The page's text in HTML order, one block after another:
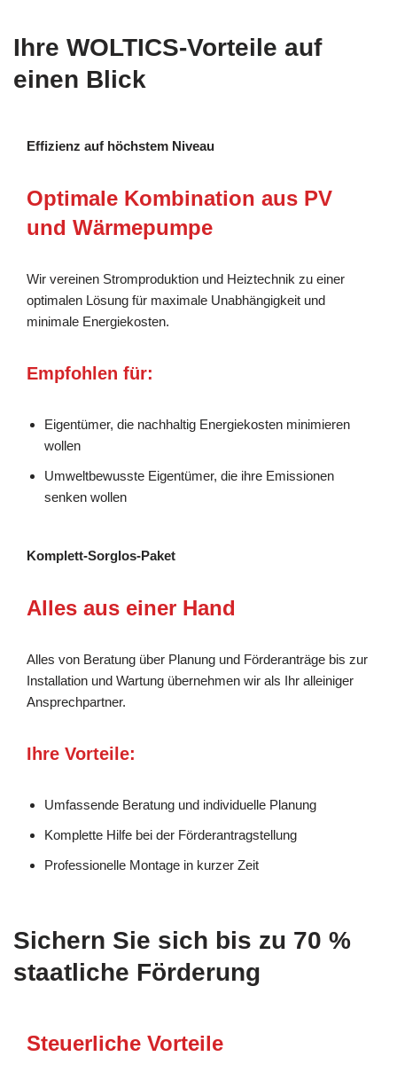
Ihre WOLTICS-Vorteile auf
einen Blick
Effizienz auf höchstem Niveau
Optimale Kombination aus PV
und Wärmepumpe
Wir vereinen Stromproduktion und Heiztechnik zu einer
optimalen Lösung für maximale Unabhängigkeit und
minimale Energiekosten.
Empfohlen für:
Eigentümer, die nachhaltig Energiekosten minimieren
wollen
Umweltbewusste Eigentümer, die ihre Emissionen
senken wollen
Komplett-Sorglos-Paket
Alles aus einer Hand
Alles von Beratung über Planung und Förderanträge bis zur
Installation und Wartung übernehmen wir als Ihr alleiniger
Ansprechpartner.
Ihre Vorteile:
Umfassende Beratung und individuelle Planung
Komplette Hilfe bei der Förderantragstellung
Professionelle Montage in kurzer Zeit
Sichern Sie sich bis zu 70 %
staatliche Förderung
Steuerliche Vorteile